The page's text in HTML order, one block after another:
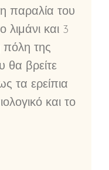
παραλία του
λιμάνι και 3
πόλη της
βρείτε
τα ερείπια
και το